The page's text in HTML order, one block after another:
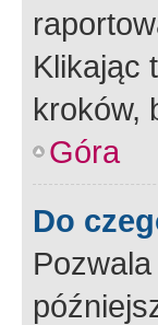
Klikając
kroków,
Góra
Do